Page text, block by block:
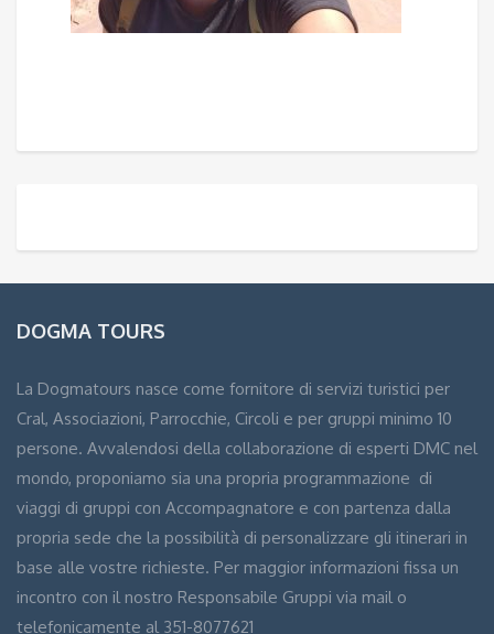
DOGMA TOURS
La Dogmatours nasce come fornitore di servizi turistici per
Cral, Associazioni, Parrocchie, Circoli e per gruppi minimo 10
persone. Avvalendosi della collaborazione di esperti DMC nel
mondo, proponiamo sia una propria programmazione di
viaggi di gruppi con Accompagnatore e con partenza dalla
propria sede che la possibilità di personalizzare gli itinerari in
base alle vostre richieste. Per maggior informazioni fissa un
incontro con il nostro Responsabile Gruppi via mail o
telefonicamente al 351-8077621